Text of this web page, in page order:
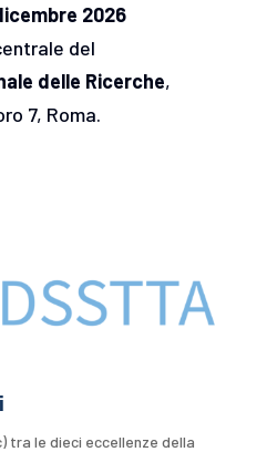
2026
del
delle Ricerche,
7, Roma.
tra le dieci eccellenze della